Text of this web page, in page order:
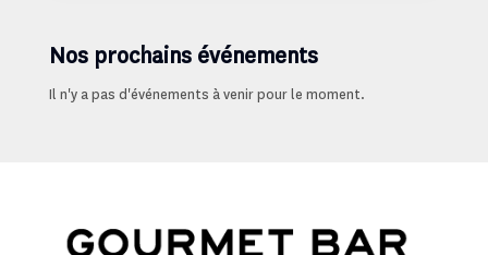
Nos prochains événements
Il n'y a pas d'événements à venir pour le moment.